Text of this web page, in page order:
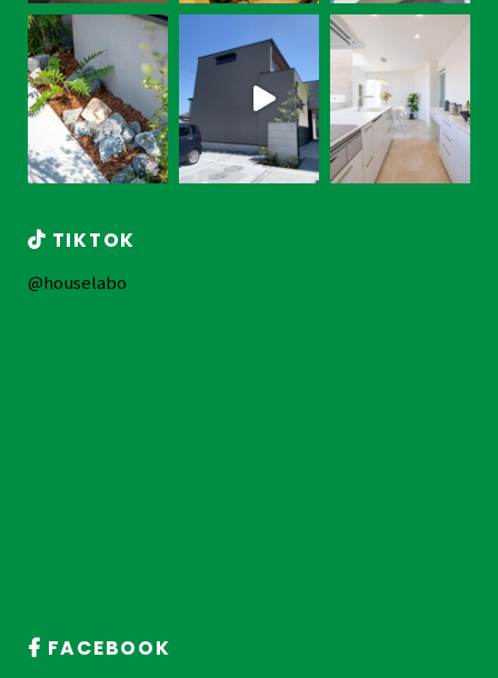
TIKTOK
@houselabo
FACEBOOK